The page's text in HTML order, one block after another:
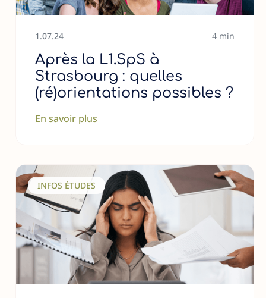
1.07.24 4 min
Après la L1.SpS à
Strasbourg : quelles
(ré)orientations possibles ?
En savoir plus
INFOS ÉTUDES